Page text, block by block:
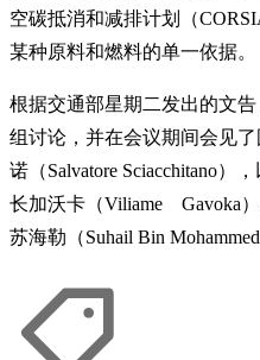
空碳抵消和减排计划（
某种原料和燃料的单一依据。
根据交通部星期二发出的文
组讨论，并在会议期间会见
诺（Salvatore Sciacchitano）
长加沃卡（Viliame Gavoka
苏海勒（Suhail Bin